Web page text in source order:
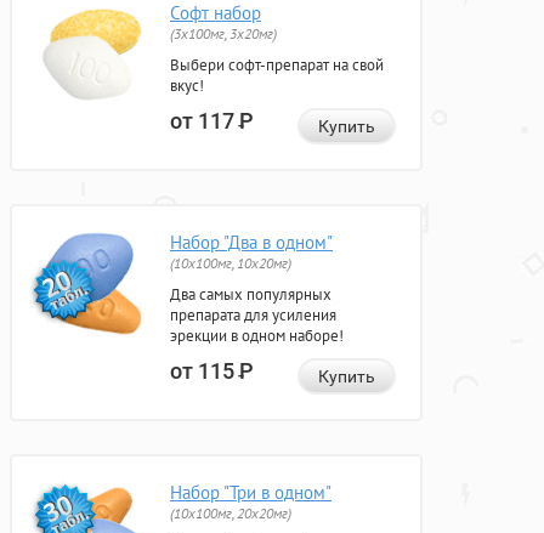
Софт набор
(3x100мг, 3x20мг)
Выбери софт-препарат на свой
вкус!
от 117Р Купить
Набор "Два в одном"
(10x100мг, 10x20мг)
Два самых популярных
препарата для усиления
эрекции в одном наборе!
от 115Р Купить
Набор "Три в одном"
(10x100мг, 20x20мг)